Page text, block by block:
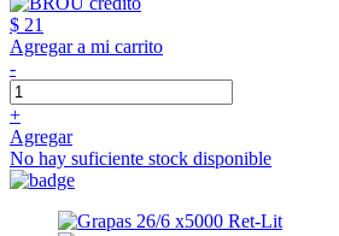
$ 21
Agregar a mi carrito
-
+
Agregar
No hay suficiente stock disponible